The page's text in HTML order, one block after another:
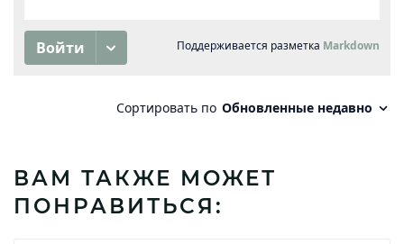
ВАМ ТАКЖЕ МОЖЕТ
ПОНРАВИТЬСЯ: